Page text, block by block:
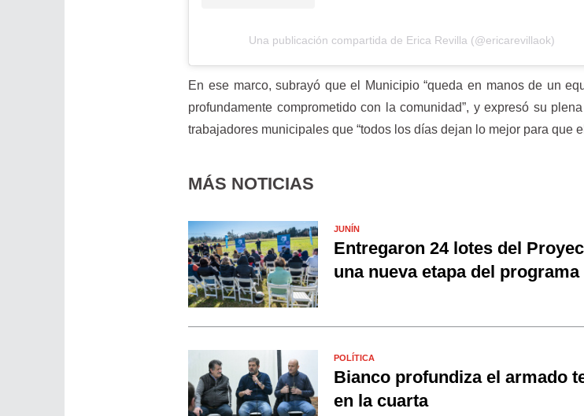
Una publicación compartida de Erica Revilla (@ericarevillaok)
En ese marco, subrayó que el Municipio “queda en manos de un
profundamente comprometido con la comunidad”, y expresó su
trabajadores municipales que “todos los días dejan lo mejor para que
MÁS NOTICIAS
JUNÍN
Entregaron 24 lotes del
una nueva etapa del programa
POLÍTICA
Bianco profundiza el armado
en la cuarta